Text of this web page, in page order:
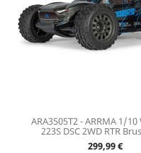
ARA3505T2 - ARRMA 1/10
223S DSC 2WD RTR
Prix
299,99 €